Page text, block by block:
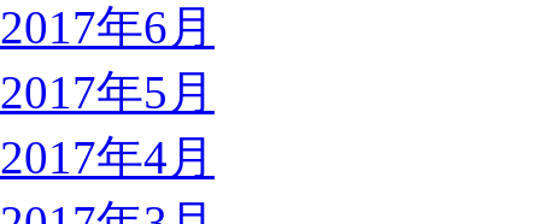
2017年6月
2017年5月
2017年4月